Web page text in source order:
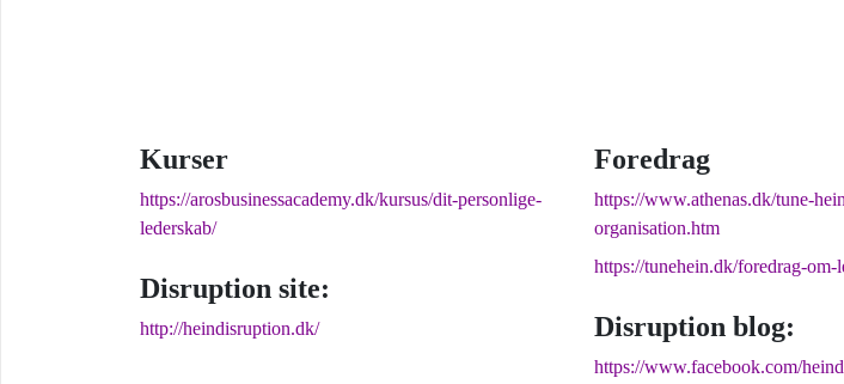
Kurser
https://arosbusinessacademy.dk/kursus/dit-personlige-
lederskab/
Disruption site:
http://heindisruption.dk/
Foredrag
https://www.athenas.dk/tune-
organisation.htm
https://tunehein.dk/foredrag-om-
Disruption blog:
https://www.facebook.com/